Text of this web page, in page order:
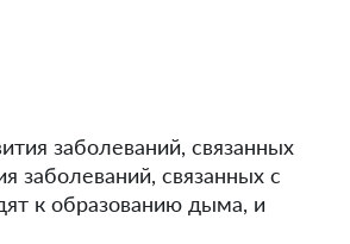
заболеваний, связанных
заболеваний, связанных с
к образованию дыма, и